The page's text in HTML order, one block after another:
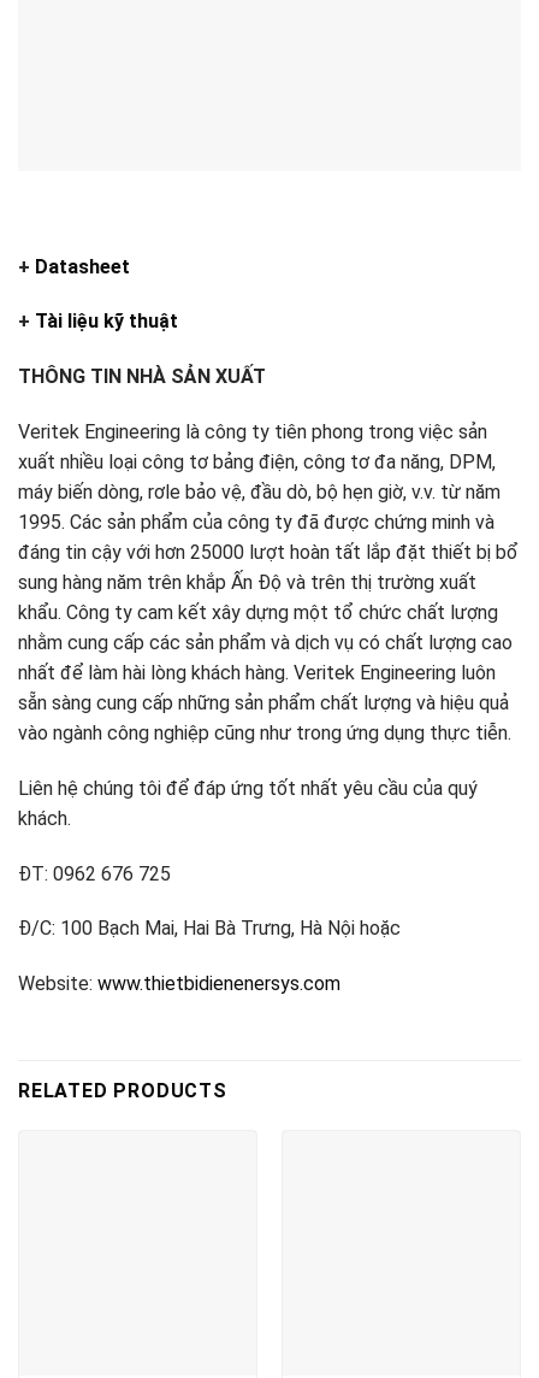
+ Datasheet
+ Tài liệu kỹ thuật
THÔNG TIN NHÀ SẢN XUẤT
Veritek Engineering là công ty tiên phong trong việc sản
xuất nhiều loại công tơ bảng điện, công tơ đa năng, DPM,
máy biến dòng, rơle bảo vệ, đầu dò, bộ hẹn giờ, v.v. từ năm
1995. Các sản phẩm của công ty đã được chứng minh và
đáng tin cậy với hơn 25000 lượt hoàn tất lắp đặt thiết bị bổ
sung hàng năm trên khắp Ấn Độ và trên thị trường xuất
khẩu. Công ty cam kết xây dựng một tổ chức chất lượng
nhằm cung cấp các sản phẩm và dịch vụ có chất lượng cao
nhất để làm hài lòng khách hàng. Veritek Engineering luôn
sẵn sàng cung cấp những sản phẩm chất lượng và hiệu quả
vào ngành công nghiệp cũng như trong ứng dụng thực tiễn.
Liên hệ chúng tôi để đáp ứng tốt nhất yêu cầu của quý
khách.
ĐT: 0962 676 725
Đ/C: 100 Bạch Mai, Hai Bà Trưng, Hà Nội hoặc
Website: www.thietbidienenersys.com
RELATED PRODUCTS